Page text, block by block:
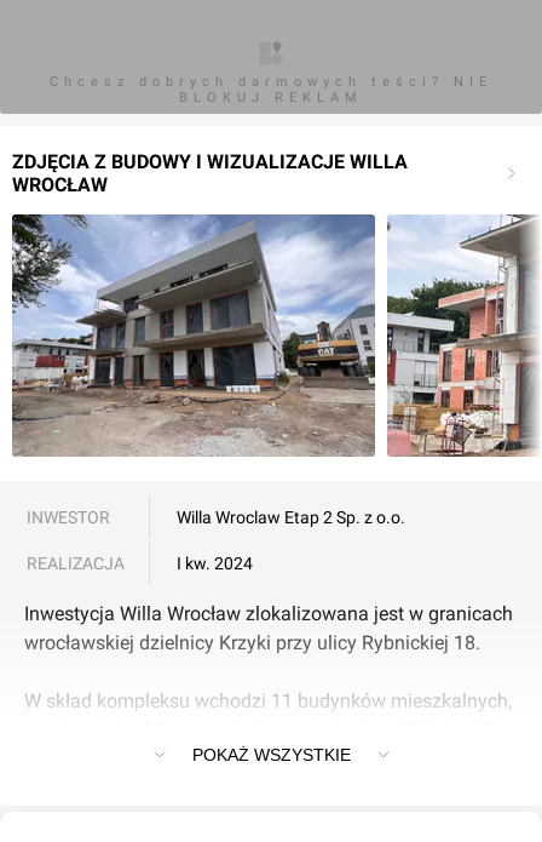
Chcesz dobrych darmowych teści? NIE
BLOKUJ REKLAM
ZDJĘCIA Z BUDOWY I WIZUALIZACJE WILLA
WROCŁAW
INWESTOR Willa Wroclaw Etap 2 Sp. z o.o.
REALIZACJA I kw. 2024
Inwestycja Willa Wrocław zlokalizowana jest w granicach
wrocławskiej dzielnicy Krzyki przy ulicy Rybnickiej 18.
W skład kompleksu wchodzi 11 budynków mieszkalnych,
POKAŻ WSZYSTKIE